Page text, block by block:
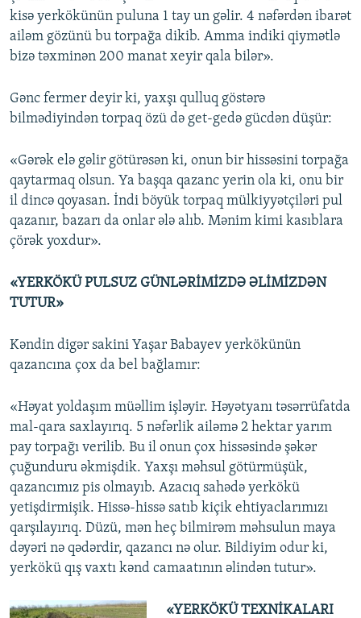
kisə yerkökünün puluna 1 tay un gəlir. 4 nəfərdən ibarət
ailəm gözünü bu torpağa dikib. Amma indiki qiymətlə
bizə təxminən 200 manat xeyir qala bilər».
Gənc fermer deyir ki, yaxşı qulluq göstərə
bilmədiyindən torpaq özü də get-gedə gücdən düşür:
«Gərək elə gəlir götürəsən ki, onun bir hissəsini torpağa
qaytarmaq olsun. Ya başqa qazanc yerin ola ki, onu bir
il dincə qoyasan. İndi böyük torpaq mülkiyyətçiləri pul
qazanır, bazarı da onlar ələ alıb. Mənim kimi kasıblara
çörək yoxdur».
«YERKÖKÜ PULSUZ GÜNLƏRİMİZDƏ ƏLİMİZDƏN
TUTUR»
Kəndin digər sakini Yaşar Babayev yerkökünün
qazancına çox da bel bağlamır:
«Həyat yoldaşım müəllim işləyir. Həyətyanı təsərrüfatda
mal-qara saxlayırıq. 5 nəfərlik ailəmə 2 hektar yarım
pay torpağı verilib. Bu il onun çox hissəsində şəkər
çuğunduru əkmişdik. Yaxşı məhsul götürmüşük,
qazancımız pis olmayıb. Azacıq sahədə yerkökü
yetişdirmişik. Hissə-hissə satıb kiçik ehtiyaclarımızı
qarşılayırıq. Düzü, mən heç bilmirəm məhsulun maya
dəyəri nə qədərdir, qazancı nə olur. Bildiyim odur ki,
yerkökü qış vaxtı kənd camaatının əlindən tutur».
«YERKÖKÜ TEXNİKALARI